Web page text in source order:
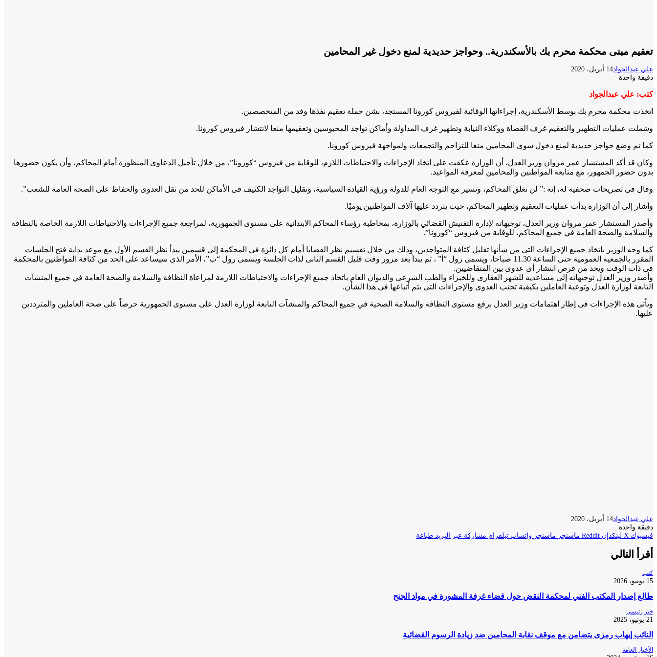
تعقيم مبنى محكمة محرم بك بالأسكندرية.. وحواجز حديدية لمنع دخول غير المحامين
علي عبدالجواد14 أبريل، 2020
دقيقة واحدة
كتب: علي عبدالجواد
اتخذت محكمة محرم بك بوسط الأسكندرية، إجراءاتها الوقائية لفيروس كورونا المستجد، بشن حملة تعقيم نفذها وفد من المتخصصين.
وشملت عمليات التطهير والتعقيم غرف القضاة ووكلاء النيابة وتطهير غرف المداولة وأماكن تواجد المحبوسين وتعقيمها منعا لانتشار فيروس كورونا.
كما تم وضع حواجز حديدية لمنع دخول سوى المحامين منعا للتزاحم والتجمعات ولمواجهة فيروس كورونا.
وكان قد أكد المستشار عمر مروان وزير العدل، أن الوزارة عكفت على اتخاذ الإجراءات والاحتياطات اللازم، للوقاية من فيروس “كورونا”، من خلال تأجيل الدعاوى المنظورة أمام المحاكم، وأن يكون حضورها
بدون حضور الجمهور، مع متابعة المواطنين والمحامين لمعرفة المواعيد.
وقال فى تصريحات صحفية له، إنه :” لن نغلق المحاكم، ونسير مع التوجه العام للدولة ورؤية القيادة السياسية، وتقليل التواجد الكثيف فى الأماكن للحد من نقل العدوى والحفاظ على الصحة العامة للشعب”.
وأشار إلى أن الوزارة بدأت عمليات التعقيم وتطهير المحاكم، حيث يتردد عليها آلاف المواطنين يوميًا.
وأصدر المستشار عمر مروان وزير العدل، توجيهاته لإدارة التفتيش القضائي بالوزارة، بمخاطبة رؤساء المحاكم الابتدائية على مستوى الجمهورية، لمراجعة جميع الإجراءات والاحتياطات اللازمة الخاصة بالنظافة
والسلامة والصحة العامة في جميع المحاكم، للوقاية من فيروس “كورونا”.
كما وجه الوزير باتخاذ جميع الإجراءات التى من شأنها تقليل كثافة المتواجدين، وذلك من خلال تقسيم نظر القضايا أمام كل دائرة فى المحكمة إلى قسمين يبدأ نظر القسم الأول مع موعد بداية فتح الجلسات
المقرر بالجمعية العمومية حتى الساعة 11.30 صباحا، ويسمى رول “أ” ، ثم يبدأ بعد مرور وقت قليل القسم الثانى لذات الجلسة ويسمى رول “ب”، الأمر الذى سيساعد على الحد من كثافة المواطنين بالمحكمة
فى ذات الوقت ويحد من فرص انتشار أى عدوى بين المتقاضيين.
وأصدر وزير العدل توجيهاته إلى مساعديه للشهر العقارى وللخبراء والطب الشرعى والديوان العام باتخاذ جميع الإجراءات والاحتياطات اللازمة لمراعاة النظافة والسلامة والصحة العامة في جميع المنشآت
التابعة لوزارة العدل وتوعية العاملين بكيفية تجنب العدوى والإجراءات التى يتم أتباعها في هذا الشأن.
وتأتى هذه الإجراءات في إطار اهتمامات وزير العدل برفع مستوى النظافة والسلامة الصحية في جميع المحاكم والمنشآت التابعة لوزارة العدل على مستوى الجمهورية حرصاً على صحة العاملين والمترددين
عليها.
علي عبدالجواد14 أبريل، 2020
دقيقة واحدة
فيسبوك ‫X لينكدإن ماسنجر ماسنجر واتساب تيلقرام مشاركة عبر البريد طباعة
أقرأ التالي
كتب
15 يونيو، 2026
طالع إصدار المكتب الفني لمحكمة النقض حول قضاء غرفة المشورة في مواد الجنح
خبر رئيسى
21 يونيو، 2025
النائب إيهاب رمزى يتضامن مع موقف نقابة المحامين ضد زيادة الرسوم القضائية
الأخبار العامة